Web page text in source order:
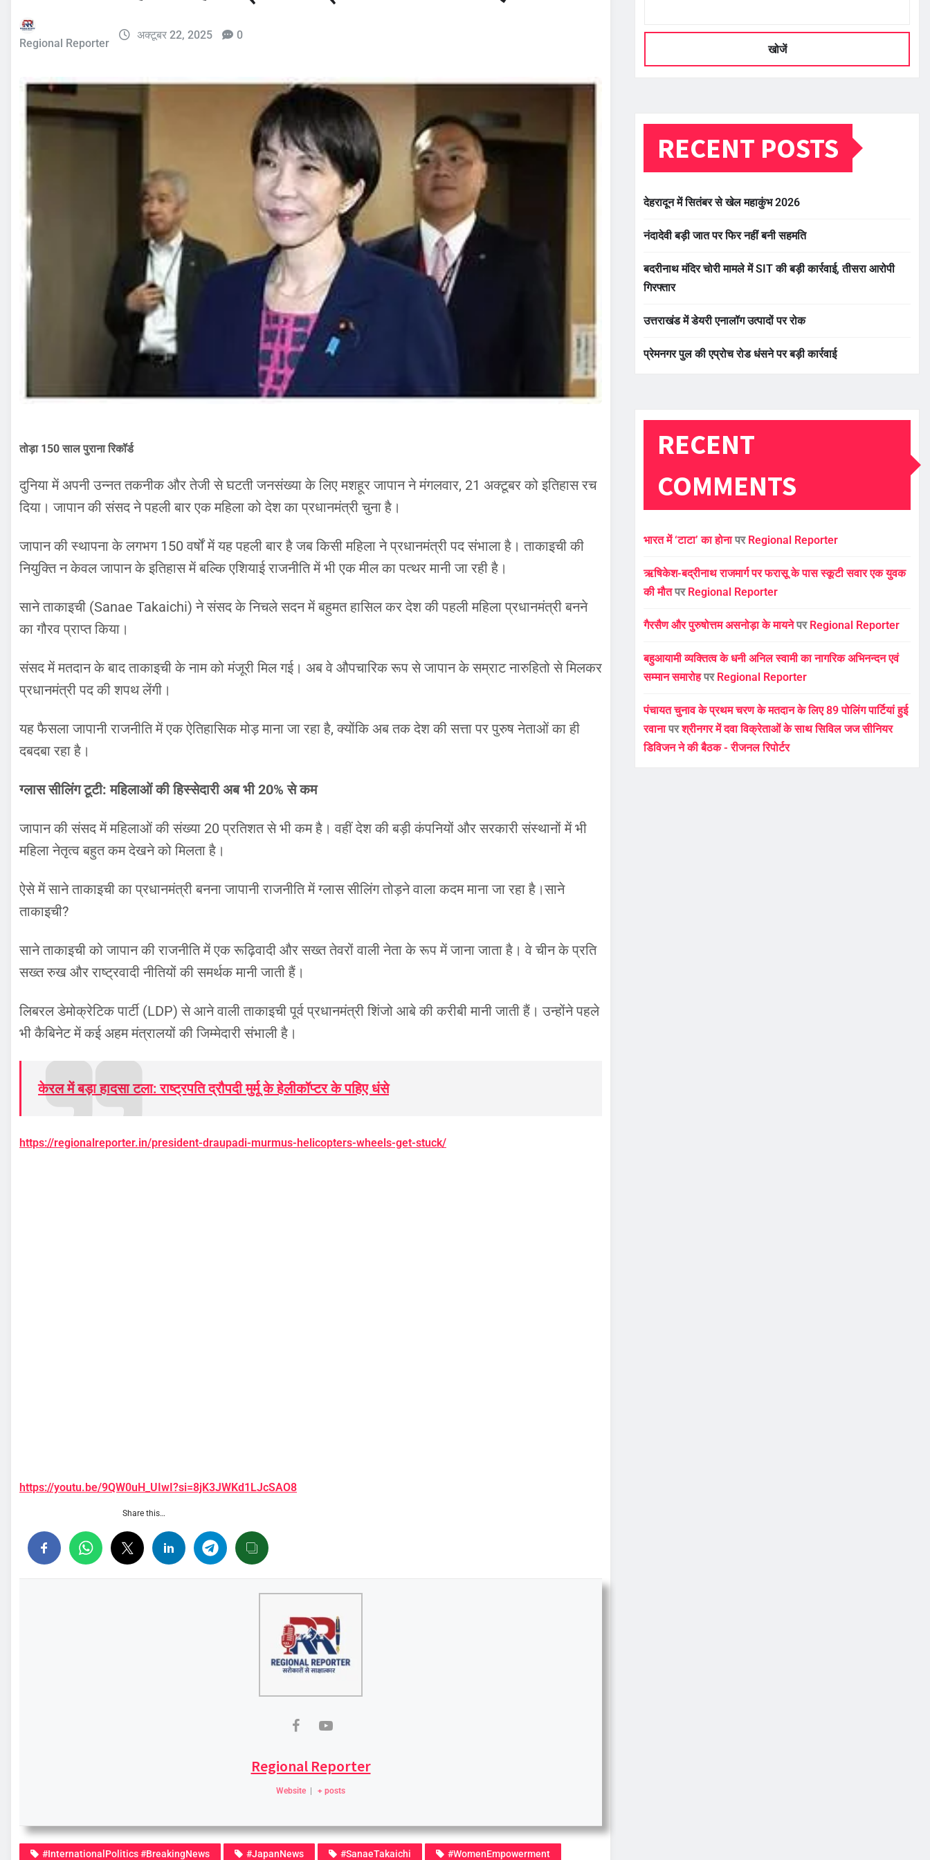
Regional Reporter
अक्टूबर 22, 2025 0
तोड़ा 150 साल पुराना रिकॉर्ड
दुनिया में अपनी उन्नत तकनीक और तेजी से घटती जनसंख्या के लिए मशहूर जापान ने मंगलवार, 21 अक्टूबर को इतिहास रच
दिया। जापान की संसद ने पहली बार एक महिला को देश का प्रधानमंत्री चुना है।
जापान की स्थापना के लगभग 150 वर्षों में यह पहली बार है जब किसी महिला ने प्रधानमंत्री पद संभाला है। ताकाइची की
नियुक्ति न केवल जापान के इतिहास में बल्कि एशियाई राजनीति में भी एक मील का पत्थर मानी जा रही है।
साने ताकाइची (Sanae Takaichi) ने संसद के निचले सदन में बहुमत हासिल कर देश की पहली महिला प्रधानमंत्री बनने
का गौरव प्राप्त किया।
संसद में मतदान के बाद ताकाइची के नाम को मंजूरी मिल गई। अब वे औपचारिक रूप से जापान के सम्राट नारुहितो से मिलकर
प्रधानमंत्री पद की शपथ लेंगी।
यह फैसला जापानी राजनीति में एक ऐतिहासिक मोड़ माना जा रहा है, क्योंकि अब तक देश की सत्ता पर पुरुष नेताओं का ही
दबदबा रहा है।
ग्लास सीलिंग टूटी: महिलाओं की हिस्सेदारी अब भी 20% से कम
जापान की संसद में महिलाओं की संख्या 20 प्रतिशत से भी कम है। वहीं देश की बड़ी कंपनियों और सरकारी संस्थानों में भी
महिला नेतृत्व बहुत कम देखने को मिलता है।
ऐसे में साने ताकाइची का प्रधानमंत्री बनना जापानी राजनीति में ग्लास सीलिंग तोड़ने वाला कदम माना जा रहा है।साने
ताकाइची?
साने ताकाइची को जापान की राजनीति में एक रूढ़िवादी और सख्त तेवरों वाली नेता के रूप में जाना जाता है। वे चीन के प्रति
सख्त रुख और राष्ट्रवादी नीतियों की समर्थक मानी जाती हैं।
लिबरल डेमोक्रेटिक पार्टी (LDP) से आने वाली ताकाइची पूर्व प्रधानमंत्री शिंजो आबे की करीबी मानी जाती हैं। उन्होंने पहले
भी कैबिनेट में कई अहम मंत्रालयों की जिम्मेदारी संभाली है।
केरल में बड़ा हादसा टला: राष्ट्रपति द्रौपदी मुर्मू के हेलीकॉप्टर के पहिए धंसे
https://regionalreporter.in/president-draupadi-murmus-helicopters-wheels-get-stuck/
https://youtu.be/9QW0uH_UIwI?si=8jK3JWKd1LJcSAO8
Share this…
Regional Reporter
Website + posts
#InternationalPolitics #BreakingNews #JapanNews #SanaeTakaichi #WomenEmpowerment
खोजें
RECENT POSTS
देहरादून में सितंबर से खेल महाकुंभ 2026
नंदादेवी बड़ी जात पर फिर नहीं बनी सहमति
बदरीनाथ मंदिर चोरी मामले में SIT की बड़ी कार्रवाई, तीसरा आरोपी
गिरफ्तार
उत्तराखंड में डेयरी एनालॉग उत्पादों पर रोक
प्रेमनगर पुल की एप्रोच रोड धंसने पर बड़ी कार्रवाई
RECENT
COMMENTS
भारत में ‘टाटा’ का होनापर Regional Reporter
ऋषिकेश-बद्रीनाथ राजमार्ग पर फरासू के पास स्कूटी सवार एक युवक
की मौतपर Regional Reporter
गैरसैण और पुरुषोत्तम असनोड़ा के मायनेपर Regional Reporter
बहुआयामी व्यक्तित्व के धनी अनिल स्वामी का नागरिक अभिनन्दन एवं
सम्मान समारोहपर Regional Reporter
पंचायत चुनाव के प्रथम चरण के मतदान के लिए 89 पोलिंग पार्टियां हुई
रवानापरश्रीनगर में दवा विक्रेताओं के साथ सिविल जज सीनियर
डिविजन ने की बैठक - रीजनल रिपोर्टर